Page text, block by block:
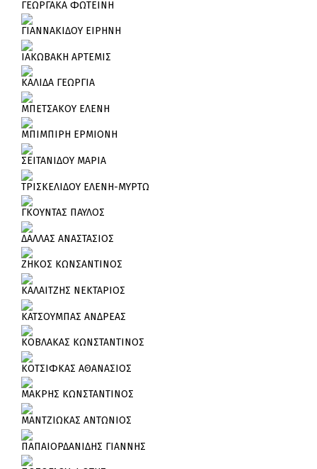
ΓΕΩΡΓΑΚΑ ΦΩΤΕΙΝΗ
ΓΙΑΝΝΑΚΙΔΟΥ ΕΙΡΗΝΗ
ΙΑΚΩΒΑΚΗ ΑΡΤΕΜΙΣ
ΚΑΛΙΔΑ ΓΕΩΡΓΙΑ
ΜΠΕΤΣΑΚΟΥ ΕΛΕΝΗ
ΜΠΙΜΠΙΡΗ ΕΡΜΙΟΝΗ
ΣΕΙΤΑΝΙΔΟΥ ΜΑΡΙΑ
ΤΡΙΣΚΕΛΙΔΟΥ ΕΛΕΝΗ-ΜΥΡΤΩ
ΓΚΟΥΝΤΑΣ ΠΑΥΛΟΣ
ΔΑΛΛΑΣ ΑΝΑΣΤΑΣΙΟΣ
ΖΗΚΟΣ ΚΩΝΣΑΝΤΙΝΟΣ
ΚΑΛΑΙΤΖΗΣ ΝΕΚΤΑΡΙΟΣ
ΚΑΤΣΟΥΜΠΑΣ ΑΝΔΡΕΑΣ
ΚΟΒΛΑΚΑΣ ΚΩΝΣΤΑΝΤΙΝΟΣ
ΚΟΤΣΙΦΚΑΣ ΑΘΑΝΑΣΙΟΣ
ΜΑΚΡΗΣ ΚΩΝΣΤΑΝΤΙΝΟΣ
ΜΑΝΤΖΙΩΚΑΣ ΑΝΤΩΝΙΟΣ
ΠΑΠΑΙΟΡΔΑΝΙΔΗΣ ΓΙΑΝΝΗΣ